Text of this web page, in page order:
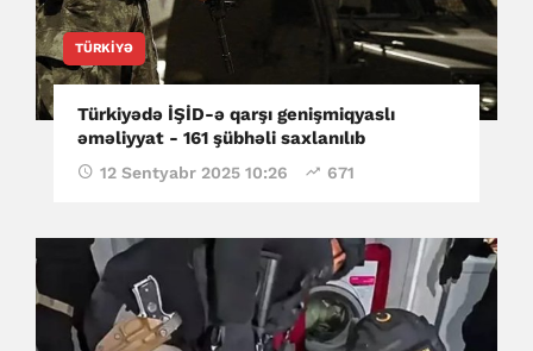
TÜRKIYƏ
Türkiyədə İŞİD-ə qarşı genişmiqyaslı
əməliyyat - 161 şübhəli saxlanılıb
12 Sentyabr 2025 10:26 671